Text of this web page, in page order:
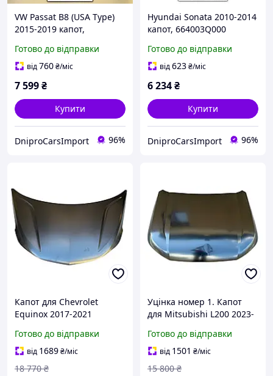
VW Passat B8 (USA Type)
2015-2019 капот,
Готово до відправки
від760₴/міс
7 599₴
Купити
DniproCarsImport 96%
Hyundai Sonata 2010-2014
капот, 664003Q000
Готово до відправки
від623₴/міс
6 234₴
Купити
DniproCarsImport 96%
Капот для Chevrolet
Equinox 2017-2021
Готово до відправки
від 1689₴/міс
18 770 ₴
Уцінка номер 1. Капот
для Mitsubishi L200 2023-
Готово до відправки
від 1501 ₴/міс
15 800 ₴